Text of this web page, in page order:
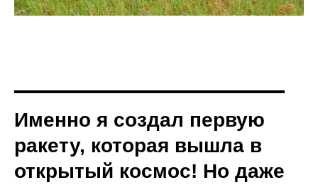
Именно я создал первую
ракету, которая вышла в
открытый космос! Но даже